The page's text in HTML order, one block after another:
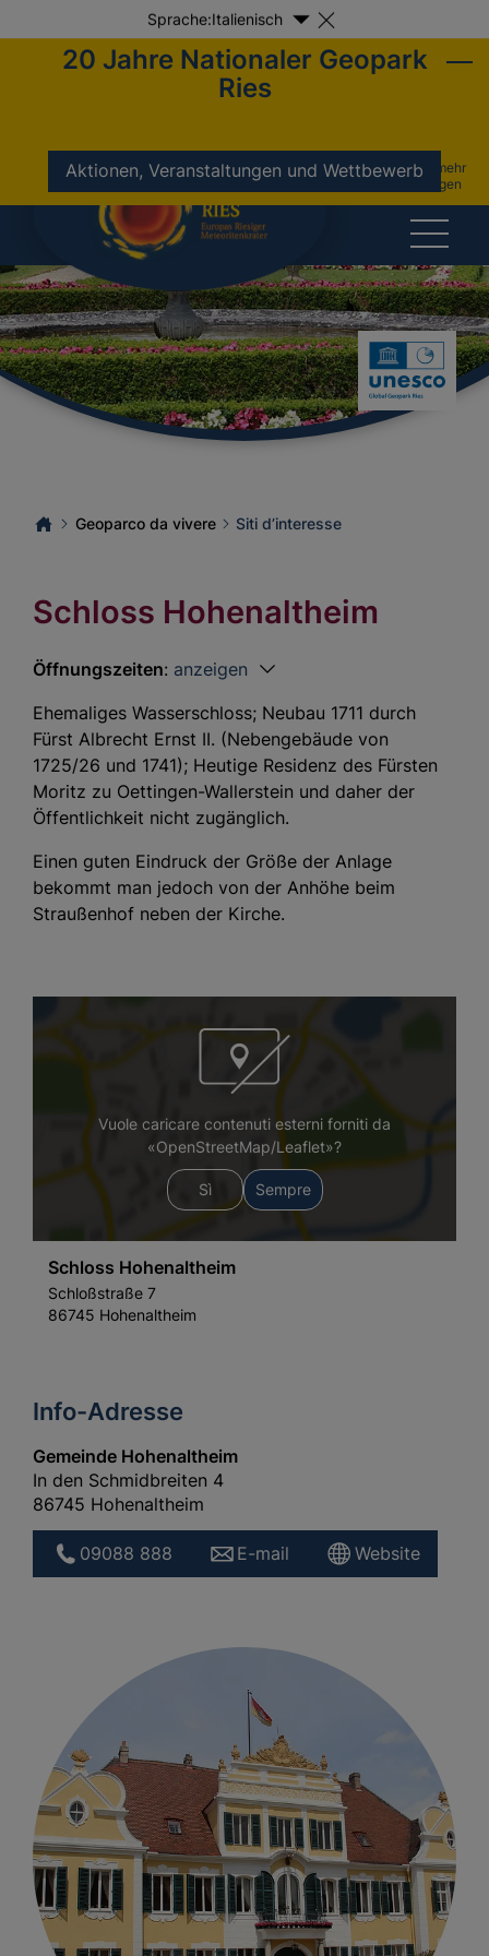
Sprache:Italienisch
20 Jahre Nationaler Geopark
Ries
Aktionen, Veranstaltungen und Wettbewerbnicht mehr
anzeigen
Siti d’interesse
Geoparco da vivere
Schloss Hohenaltheim
Öffnungszeiten: anzeigen
Ehemaliges Wasserschloss; Neubau 1711 durch
Fürst Albrecht Ernst II. (Nebengebäude von
1725/26 und 1741); Heutige Residenz des Fürsten
Moritz zu Oettingen-Wallerstein und daher der
Öffentlichkeit nicht zugänglich.
Einen guten Eindruck der Größe der Anlage
bekommt man jedoch von der Anhöhe beim
Straußenhof neben der Kirche.
Vuole caricare contenuti esterni forniti da
«OpenStreetMap/Leaflet»?
Sì Sempre
Schloss Hohenaltheim
Schloßstraße 7
86745 Hohenaltheim
Info-Adresse
Gemeinde Hohenaltheim
In den Schmidbreiten 4
86745 Hohenaltheim
09088 888 E-mail Website